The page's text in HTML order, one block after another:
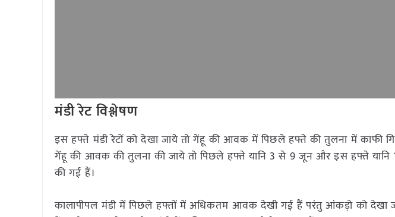
मंडी रेट विश्लेषण
इस हफ्ते मंडी रेटों को देखा जाये तो गेंहू की आवक में पिछले हफ्ते की तुलना में काफी
गेंहू की आवक की तुलना की जाये तो पिछले हफ्ते यानि 3 से 9 जून और इस हफ्ते यानि
की गई हैं।
कालापीपल मंडी में पिछले हफ्तों में अधिकतम आवक देखी गई हैं परंतु आंकड़ो को